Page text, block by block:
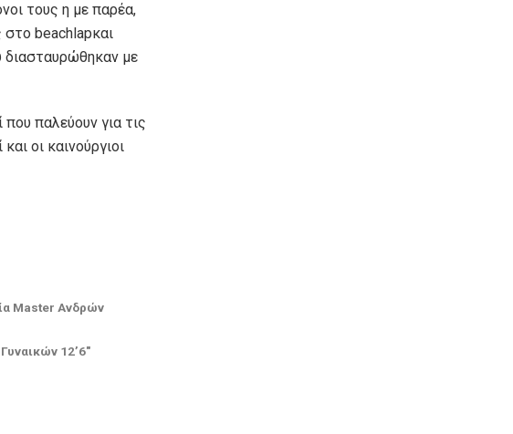
τους η με παρέα,
στο beachlapκαι
διασταυρώθηκαν με
παλεύουν για τις
οι καινούργιοι
Master Ανδρών
12’6″